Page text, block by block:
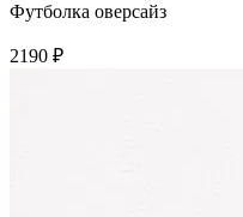
Футболка оверсайз
2190 ₽